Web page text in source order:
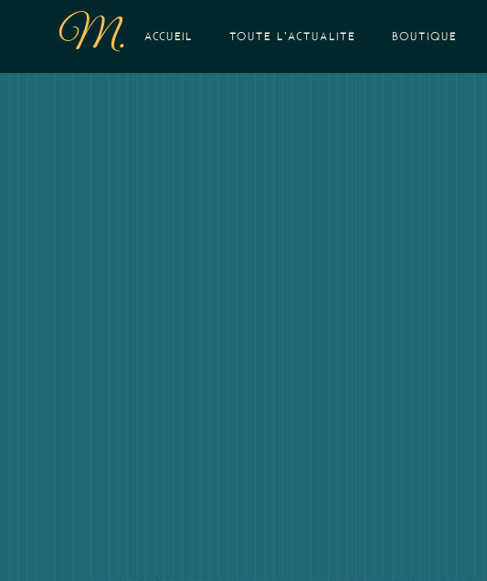
M. ACCUEIL TOUTE L’ACTUALITÉ BOUTIQUE